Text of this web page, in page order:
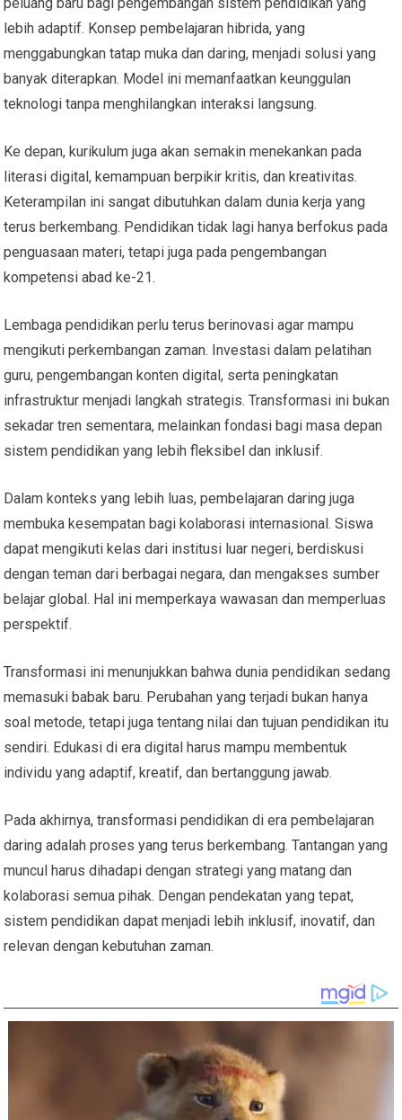
lebih adaptif. Konsep pembelajaran hibrida, yang
menggabungkan tatap muka dan daring, menjadi solusi yang
banyak diterapkan. Model ini memanfaatkan keunggulan
teknologi tanpa menghilangkan interaksi langsung.
Ke depan, kurikulum juga akan semakin menekankan pada
literasi digital, kemampuan berpikir kritis, dan kreativitas.
Keterampilan ini sangat dibutuhkan dalam dunia kerja yang
terus berkembang. Pendidikan tidak lagi hanya berfokus pada
penguasaan materi, tetapi juga pada pengembangan
kompetensi abad ke-21.
Lembaga pendidikan perlu terus berinovasi agar mampu
mengikuti perkembangan zaman. Investasi dalam pelatihan
guru, pengembangan konten digital, serta peningkatan
infrastruktur menjadi langkah strategis. Transformasi ini bukan
sekadar tren sementara, melainkan fondasi bagi masa depan
sistem pendidikan yang lebih fleksibel dan inklusif.
Dalam konteks yang lebih luas, pembelajaran daring juga
membuka kesempatan bagi kolaborasi internasional. Siswa
dapat mengikuti kelas dari institusi luar negeri, berdiskusi
dengan teman dari berbagai negara, dan mengakses sumber
belajar global. Hal ini memperkaya wawasan dan memperluas
perspektif.
Transformasi ini menunjukkan bahwa dunia pendidikan sedang
memasuki babak baru. Perubahan yang terjadi bukan hanya
soal metode, tetapi juga tentang nilai dan tujuan pendidikan itu
sendiri. Edukasi di era digital harus mampu membentuk
individu yang adaptif, kreatif, dan bertanggung jawab.
Pada akhirnya, transformasi pendidikan di era pembelajaran
daring adalah proses yang terus berkembang. Tantangan yang
muncul harus dihadapi dengan strategi yang matang dan
kolaborasi semua pihak. Dengan pendekatan yang tepat,
sistem pendidikan dapat menjadi lebih inklusif, inovatif, dan
relevan dengan kebutuhan zaman.